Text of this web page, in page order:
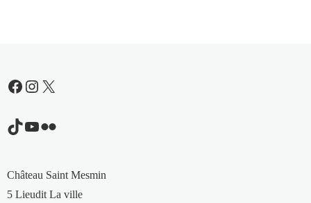
Facebook
Instagram
X
TikTok
YouTube
Flickr
Château Saint Mesmin
5 Lieudit La ville